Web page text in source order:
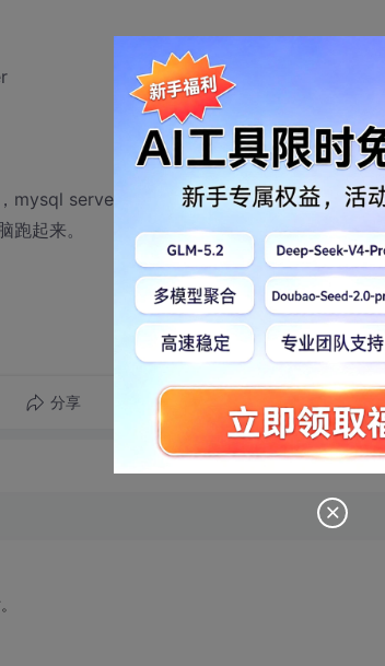
mysql server什么的，
起来。
分享 转发到动态 举报